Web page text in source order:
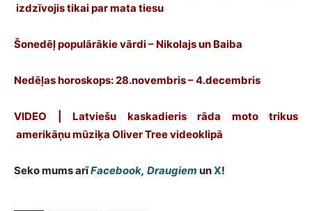
izdzīvojis tikai par mata tiesu
Šonedēļ populārākie vārdi – Nikolajs un Baiba
Nedēļas horoskops: 28.novembris – 4.decembris
VIDEO | Latviešu kaskadieris rāda moto trikus
amerikāņu mūziķa Oliver Tree videoklipā
Seko mums arīFacebook, Draugiem unX!